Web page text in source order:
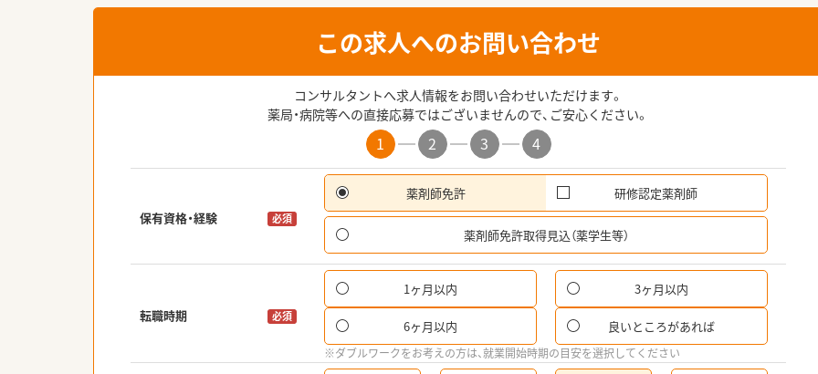
この求人へのお問い合わせ
コンサルタントへ求人情報をお問い合わせいただけます。
薬局・病院等への直接応募ではございませんので、ご安心ください。
1 2 3 4
保有資格・経験 必須
薬剤師免許 研修認定薬剤師
薬剤師免許取得見込（薬学生等）
転職時期 必須
1ヶ月以内 3ヶ月以内
6ヶ月以内 良いところがあれば
※ダブルワークをお考えの方は、就業開始時期の目安を選択してください